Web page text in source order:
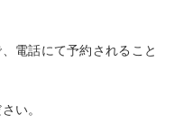
電話にて予約されること
い。